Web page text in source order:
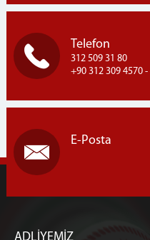
Telefon
312 509 31 80
+90 312 309 4570 -
E-Posta